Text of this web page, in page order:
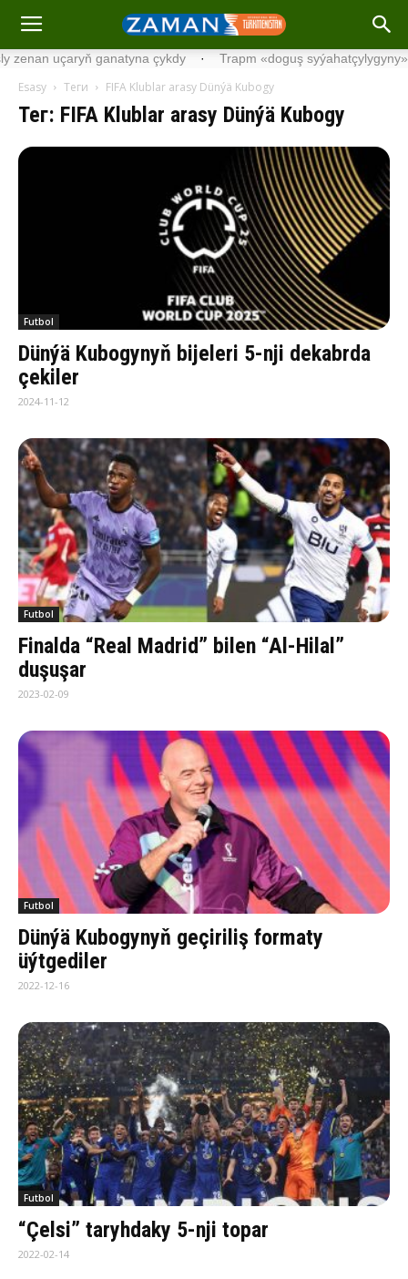
ganatyna çykdy · Trapm «doguş syýahatçylygyny»
Esasy Теги FIFA Klublar arasy Dünýä Kubogy
Тег: FIFA Klublar arasy Dünýä Kubogy
Futbol
Dünýä Kubogynyň bijeleri 5-nji dekabrda
çekiler
2024-11-12
Futbol
Finalda “Real Madrid” bilen “Al-Hilal”
duşuşar
2023-02-09
Futbol
Dünýä Kubogynyň geçiriliş formaty
üýtgediler
2022-12-16
Futbol
“Çelsi” taryhdaky 5-nji topar
2022-02-14